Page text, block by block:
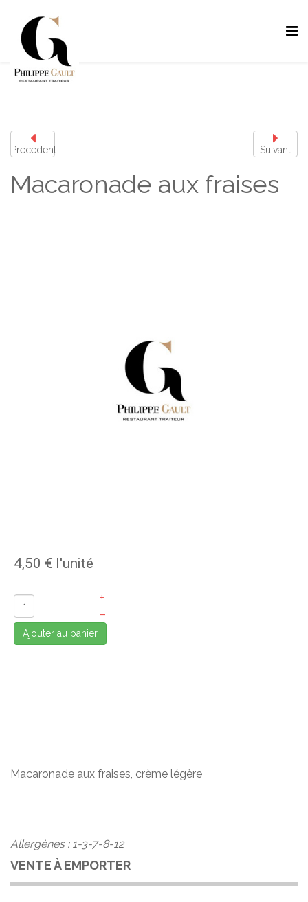
Précédent Suivant
Macaronade aux fraises
4,50 € l'unité
+
–
Ajouter au panier
Macaronade aux fraises, crème légère
Allergènes : 1-3-7-8-12
VENTE À EMPORTER